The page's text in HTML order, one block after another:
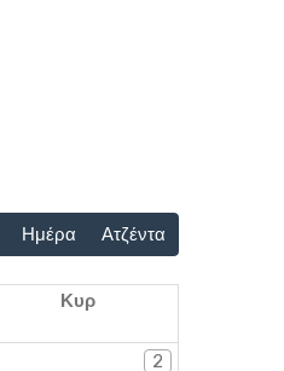
Ημέρα Ατζέντα
Κυρ
2